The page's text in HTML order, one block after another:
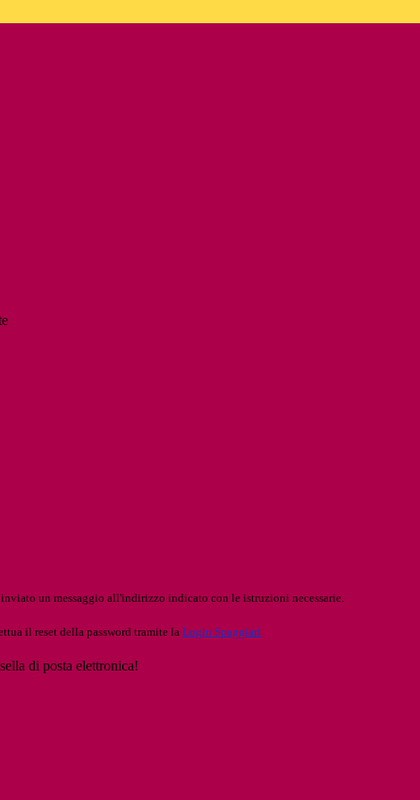
inviato un messaggio all'indirizzo indicato con le istruzioni necessarie.
il reset della password tramite la Login Spaggiari
di posta elettronica!